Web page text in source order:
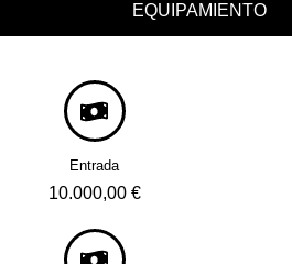
EQUIPAMIENTO
Entrada
10.000,00 €